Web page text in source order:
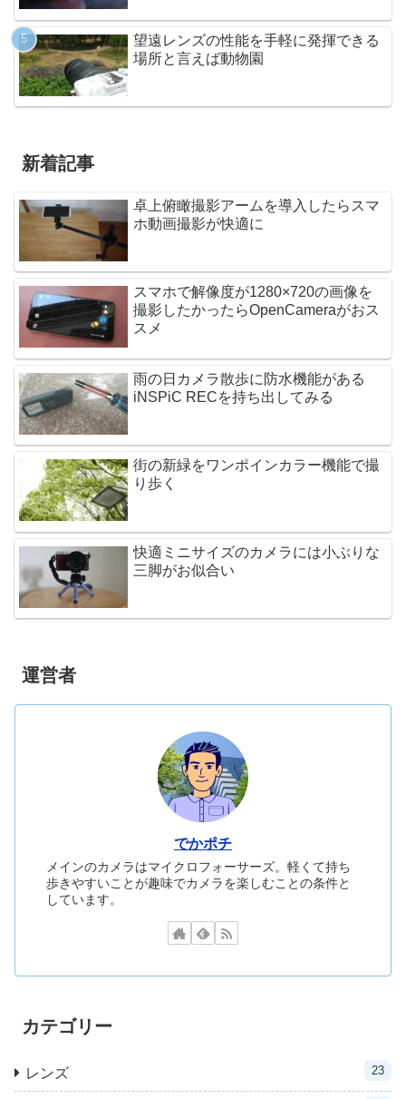
望遠レンズの性能を手軽に発揮できる
場所と言えば動物園
新着記事
卓上俯瞰撮影アームを導入したらスマ
ホ動画撮影が快適に
スマホで解像度が1280×720の画像を
撮影したかったらOpenCameraがおス
スメ
雨の日カメラ散歩に防水機能がある
iNSPiC RECを持ち出してみる
街の新緑をワンポインカラー機能で撮
り歩く
快適ミニサイズのカメラには小ぶりな
三脚がお似合い
運営者
でかポチ
メインのカメラはマイクロフォーサーズ。軽くて持ち
歩きやすいことが趣味でカメラを楽しむことの条件と
しています。
カテゴリー
レンズ 23